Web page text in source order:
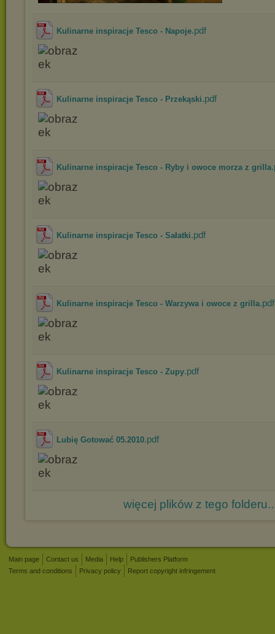
Kulinarne inspiracje Tesco - Napoje.pdf
Kulinarne inspiracje Tesco - Przekąski.pdf
Kulinarne inspiracje Tesco - Ryby i owoce morza z grilla
Kulinarne inspiracje Tesco - Sałatki.pdf
Kulinarne inspiracje Tesco - Warzywa i owoce z grilla.pdf
Kulinarne inspiracje Tesco - Zupy.pdf
Lubię Gotować 05.2010.pdf
więcej plików z tego
Main page Contact us Media Help
Publishers Platform
Terms and conditions
Privacy policy Report copyright infringement